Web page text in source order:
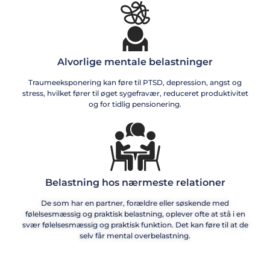
Alvorlige mentale belastninger
Traumeeksponering kan føre til PTSD, depression, angst og
stress, hvilket fører til øget sygefravær, reduceret produktivitet
og for tidlig pensionering.
Belastning hos nærmeste relationer
De som har en partner, forældre eller søskende med
følelsesmæssig og praktisk belastning, oplever ofte at stå i en
svær følelsesmæssig og praktisk funktion. Det kan føre til at de
selv får mental overbelastning.